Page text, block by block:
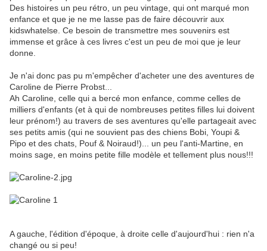
Des histoires un peu rétro, un peu vintage, qui ont marqué mon
enfance et que je ne me lasse pas de faire découvrir aux
kidswhatelse. Ce besoin de transmettre mes souvenirs est
immense et grâce à ces livres c'est un peu de moi que je leur
donne.
Je n'ai donc pas pu m'empêcher d'acheter une des aventures de
Caroline de Pierre Probst...
Ah Caroline, celle qui a bercé mon enfance, comme celles de
milliers d'enfants (et à qui de nombreuses petites filles lui doivent
leur prénom!) au travers de ses aventures qu'elle partageait avec
ses petits amis (qui ne souvient pas des chiens Bobi, Youpi &
Pipo et des chats, Pouf & Noiraud!)... un peu l'anti-Martine, en
moins sage, en moins petite fille modèle et tellement plus nous!!!
A gauche, l'édition d'époque, à droite celle d'aujourd'hui : rien n'a
changé ou si peu!